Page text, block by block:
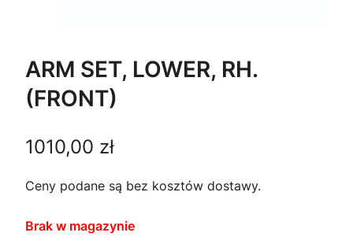
ARM SET, LOWER, RH.
(FRONT)
1010,00 zł
Ceny podane są bez kosztów dostawy.
Brak w magazynie